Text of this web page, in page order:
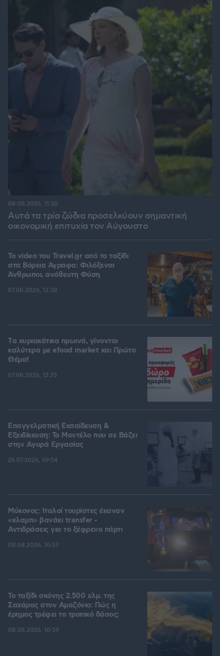
Αυτά τα τρία ζώδια προσελκύουν σημαντική
οικονομική επιτυχία τον Αύγουστο
08.08.2026, 11:30
To video του Travel.gr από το ταξίδι
στα Βόρεια Άγραφα: Φιλόξενοι
Άνθρωποι, ανόθευτη Φύση
07.08.2026, 12:38
Tα κυριακάτικα πρωινά, γίνονται
καλύτερα με efood market και Πρώτο
Θέμα!
07.08.2026, 12:25
Επαγγελματική Εκπαίδευση &
Εξειδίκευση: Το Mοντέλο που σε Bάζει
στην Aγορά Eργασίας
26.07.2026, 09:54
Μύκονος: Ιταλοί τουρίστες έκαναν
«κλαμπ» βανάκι transfer -
Αντιδράσεις για το ξέφρενο πάρτι
08.08.2026, 10:57
Το ταξίδι σκόνης 2.500 χλμ. της
Σαχάρας στον Αμαζόνιο: Πώς η
έρημος τρέφει το τροπικό δάσος;
08.08.2026, 10:59